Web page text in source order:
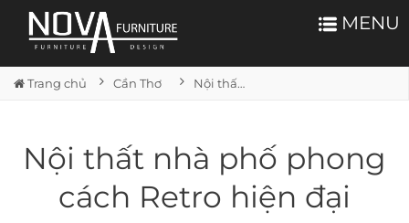
MENU
Trang chủ Cần Thơ Nội thất nhà phố phong cách Retro hiện đại
Nội thất nhà phố phong
cách Retro hiện đại